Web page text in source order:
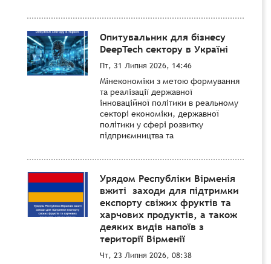
Опитувальник для бізнесу
DeepTech сектору в Україні
Пт, 31 Липня 2026, 14:46
Мінекономіки з метою формування
та реалізації державної
інноваційної політики в реальному
секторі економіки, державної
політики у сфері розвитку
підприємництва та
Урядом Республіки Вірменія
вжиті заходи для підтримки
експорту свіжих фруктів та
харчових продуктів, а також
деяких видів напоїв з
території Вірменії
Чт, 23 Липня 2026, 08:38